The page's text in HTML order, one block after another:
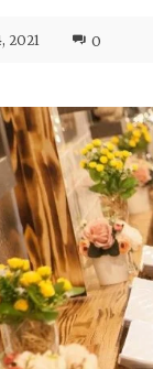
2021 0